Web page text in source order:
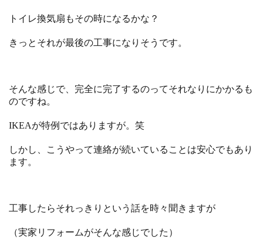
トイレ換気扇もその時になるかな？
きっとそれが最後の工事になりそうです。
そんな感じで、完全に完了するのってそれなりにかかるも
のですね。
IKEAが特例ではありますが。笑
しかし、こうやって連絡が続いていることは安心でもあり
ます。
工事したらそれっきりという話を時々聞きますが
（実家リフォームがそんな感じでした）